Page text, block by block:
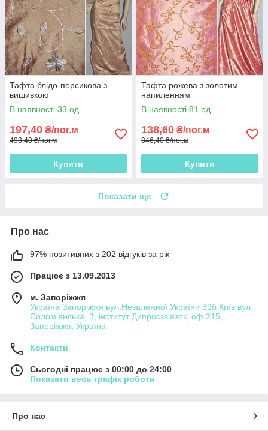
Тафта блідо-персикова з
вишивкою
В наявності 33 од.
197,40 ₴/пог.м
493,40 ₴/пог.м
Купити
Тафта рожева з золотим
напиленням
В наявності 81 од.
138,60 ₴/пог.м
346,40 ₴/пог.м
Купити
Показати ще
Про нас
97% позитивних з 202 відгуків за рік
Працює з 13.09.2013
м. Запоріжжя
Україна Запоріжжя вул.Незалежної України 39б Київ вул.
Солом'янська, 3, інститут Дипросзв'язок, оф 215,
Запоріжжя, Україна
Контакти
Сьогодні працює з 00:00 до 24:00
Показати весь графік роботи
Про нас